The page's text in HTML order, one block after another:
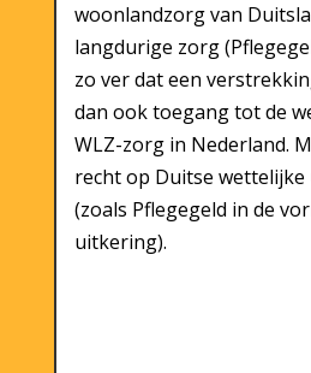
woonlandzorg van
langdurige zorg
zo ver dat een
dan ook toegang tot de
WLZ-zorg in Nederland.
recht op Duitse
(zoals Pflegegeld in de
uitkering).